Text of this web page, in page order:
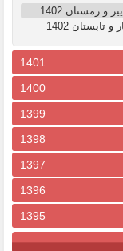
1401
1400
1399
1398
1397
1396
1395